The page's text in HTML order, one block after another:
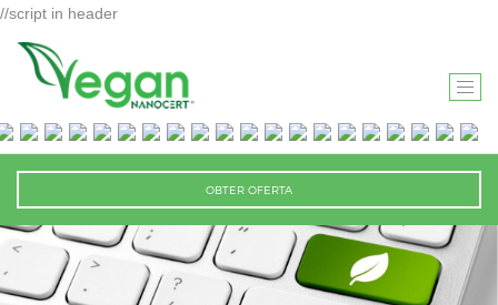
//script in header
T
O
G
G
L
N
A
OBTER OFERTA